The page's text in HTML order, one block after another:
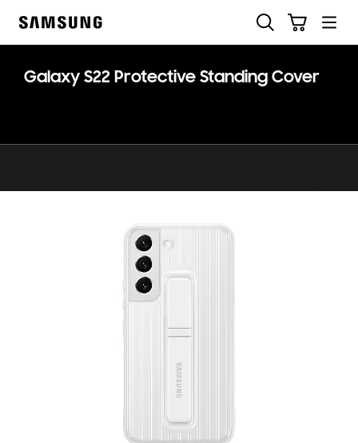
Galaxy S22 Protective Standing Cover